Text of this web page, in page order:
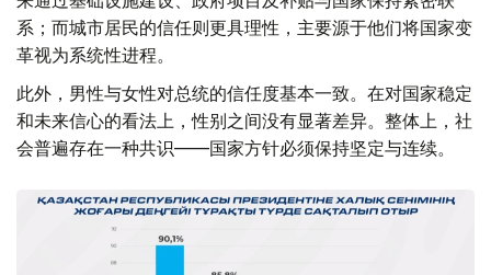
系；而城市居民的信任则更具理性，主要源于他们将国家变
革视为系统性进程。
此外，男性与女性对总统的信任度基本一致。在对国家稳定
和未来信心的看法上，性别之间没有显著差异。整体上，社
会普遍存在一种共识——国家方针必须保持坚定与连续。